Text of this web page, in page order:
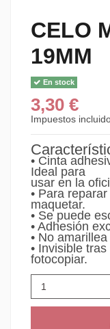
CELO
19MM
En stock
3,30 €
Impuestos
• Cinta
Ideal para
usar en la
• Para
maquetar.
• Se puede
• Adhesión
• No
• Invisible
fotocopiar.